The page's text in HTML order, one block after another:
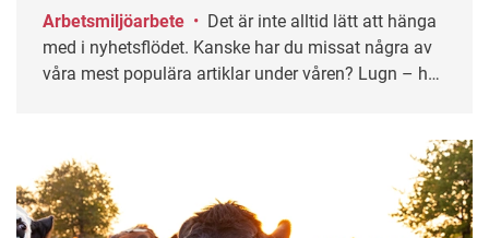
Arbetsmiljöarbete •
med i nyhetsflödet. Kanske har du missat några av
våra mest populära artiklar under våren? Lugn – här